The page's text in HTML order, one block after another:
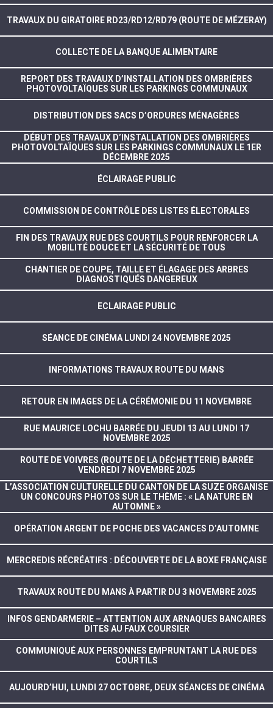
TRAVAUX DU GIRATOIRE RD23/RD12/RD79 (ROUTE DE MÉZERAY)
COLLECTE DE LA BANQUE ALIMENTAIRE
REPORT DES TRAVAUX D’INSTALLATION DES OMBRIÈRES
PHOTOVOLTAÏQUES SUR LES PARKINGS COMMUNAUX
DISTRIBUTION DES SACS D’ORDURES MÉNAGÈRES
DÉBUT DES TRAVAUX D’INSTALLATION DES OMBRIÈRES
PHOTOVOLTAÏQUES SUR LES PARKINGS COMMUNAUX LE 1ER
DÉCEMBRE 2025
ÉCLAIRAGE PUBLIC
COMMISSION DE CONTRÔLE DES LISTES ÉLECTORALES
FIN DES TRAVAUX RUE DES COURTILS POUR RENFORCER LA
MOBILITÉ DOUCE ET LA SÉCURITÉ DE TOUS
CHANTIER DE COUPE, TAILLE ET ÉLAGAGE DES ARBRES
DIAGNOSTIQUÉS DANGEREUX
ECLAIRAGE PUBLIC
SÉANCE DE CINÉMA LUNDI 24 NOVEMBRE 2025
INFORMATIONS TRAVAUX ROUTE DU MANS
RETOUR EN IMAGES DE LA CÉRÉMONIE DU 11 NOVEMBRE
RUE MAURICE LOCHU BARRÉE DU JEUDI 13 AU LUNDI 17
NOVEMBRE 2025
ROUTE DE VOIVRES (ROUTE DE LA DÉCHETTERIE) BARRÉE
VENDREDI 7 NOVEMBRE 2025
L’ASSOCIATION CULTURELLE DU CANTON DE LA SUZE ORGANISE
UN CONCOURS PHOTOS SUR LE THÈME : « LA NATURE EN
AUTOMNE »
OPÉRATION ARGENT DE POCHE DES VACANCES D’AUTOMNE
MERCREDIS RÉCRÉATIFS : DÉCOUVERTE DE LA BOXE FRANÇAISE
TRAVAUX ROUTE DU MANS À PARTIR DU 3 NOVEMBRE 2025
INFOS GENDARMERIE – ATTENTION AUX ARNAQUES BANCAIRES
DITES AU FAUX COURSIER
COMMUNIQUÉ AUX PERSONNES EMPRUNTANT LA RUE DES
COURTILS
AUJOURD’HUI, LUNDI 27 OCTOBRE, DEUX SÉANCES DE CINÉMA